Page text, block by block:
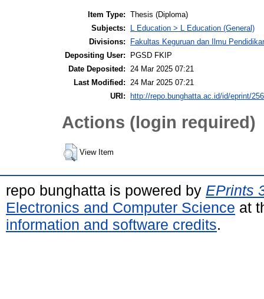
Item Type: Thesis (Diploma)
Subjects:
L Education > L Education (General)
Divisions:
Fakultas Keguruan dan Ilmu
Depositing User:
PGSD FKIP
Date Deposited:
24 Mar 2025 07:21
Last Modified:
24 Mar 2025 07:21
URI:
http://repo.bunghatta.ac.id/id/eprint/
Actions (login required)
View Item
repo bunghatta is powered by EPrints
Electronics and Computer Science at
information and software credits.